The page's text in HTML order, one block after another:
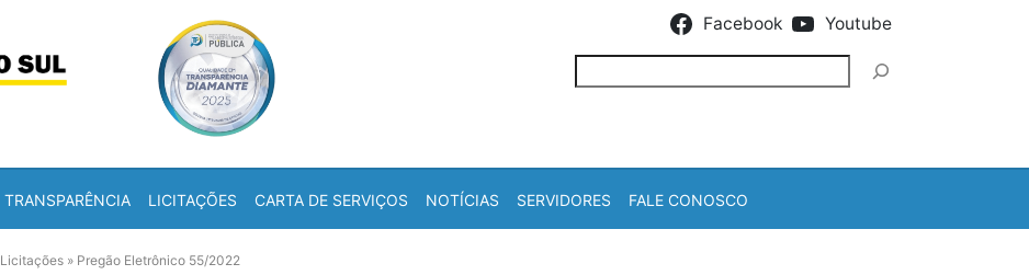
Facebook Youtube
TRANSPARÊNCIA LICITAÇÕES CARTA DE SERVIÇOS NOTÍCIAS SERVIDORES FALE CONOSCO
Licitações » Pregão Eletrônico 55/2022